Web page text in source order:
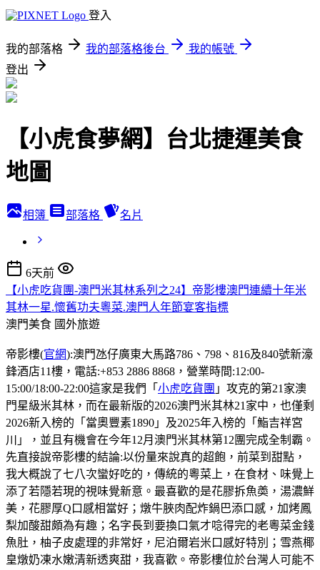
登入
我的部落格 我的部落格後台
我的帳號
登出
【小虎食夢網】台北捷運美食
地圖
相簿 部落格 名片
6天前
【小虎吃貨團-澳門米其林系列之24】帝影樓澳門連續十年米
其林一星.懷舊功夫粵菜.澳門人年節宴客指標
澳門美食 國外旅遊
帝影樓(官網):澳門氹仔廣東大馬路786、798、816及840號新濠
鋒酒店11樓，電話:+853 2886 8868，營業時間:12:00-
15:00/18:00-22:00這家是我們「 小虎吃貨團 」攻克的第21家澳
門星級米其林，而在最新版的2026澳門米其林21家中，也僅剩
2026新入榜的「當奧豐素1890」及2025年入榜的「鮨吉祥宮
川」，並且有機會在今年12月澳門米其林第12團完成全制霸。
先直接說帝影樓的結論:以份量來說真的超飽，前菜到甜點，
我大概說了七八次蠻好吃的，傳統的粵菜上，在食材、味覺上
添了若隱若現的視味覺新意。最喜歡的是花膠拆魚𡙡，湯濃鮮
美，花膠厚Q口感相當好；燉牛脥肉配炸鍋巴添口感，加烤鳳
梨加酸甜頗為有趣；名字長到要換口氣才唸得完的老粵菜金錢
魚肚，柚子皮處理的非常好，尼泊爾岩米口感好特別；雪燕椰
皇燉奶凍水嫩清新透爽甜，我喜歡。帝影樓位於台灣人可能不